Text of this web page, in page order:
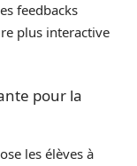
feedbacks
plus interactive
pour la
les élèves à